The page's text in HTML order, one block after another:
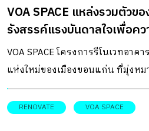
VOA SPACE แหล่งรวมตัวข
รังสรรค์แรงบันดาลใจเพื่อค
VOA SPACE โครงการรีโนเวทอา
แห่งใหม่ของเมืองขอนแก่น ที่มุ่งหม
เป็น hub รวมตัวของนักสร้างที่แต
RENOVATE VOA SPACE